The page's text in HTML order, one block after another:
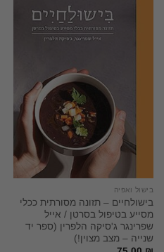
בישול ואפיה
בישולחיים – תזונה מסורתית ככלי
מסייע בטיפול בסרטן / אייל
שפרינגר ג'סיקה הלפרין (ספר יד
שנייה – מצב מצוין!)